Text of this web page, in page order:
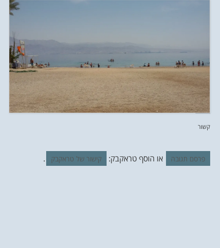
קשור
פרסם תגובה או הוסף טראקבק: קישור של טראקבק .